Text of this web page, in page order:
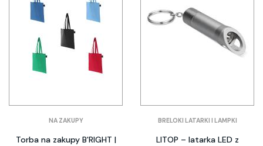
NA ZAKUPY
Torba na zakupy B'RIGHT |
BRELOKI LATARKI I LAMPKI
LITOP – latarka LED z